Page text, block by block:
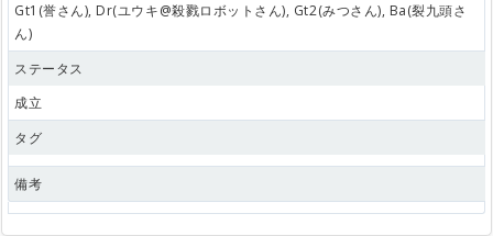
Gt1(誉さん), Dr(ユウキ@殺戮ロボットさん), Gt2(みつさん), Ba(裂九頭さ
ん)
ステータス
成立
タグ
備考